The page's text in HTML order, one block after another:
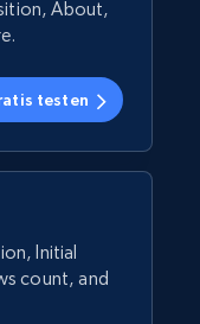
About,
testen
Initial
count, and